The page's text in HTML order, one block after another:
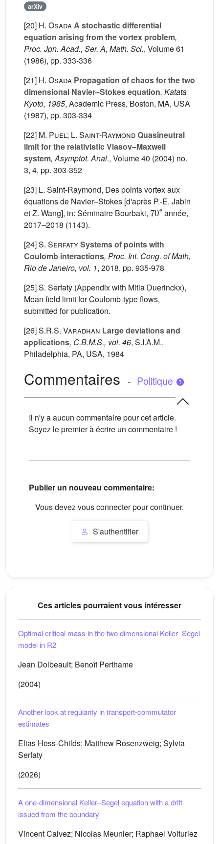
arXiv
[20] H. OsadaA stochastic differential
equation arising from the vortex problem,
Proc. Jpn. Acad., Ser. A, Math. Sci., Volume 61
(1986), pp. 333-336
[21] H. Osada Propagation of chaos for the two
dimensional Navier–Stokes equation, Katata
Kyoto, 1985, Academic Press, Boston, MA, USA
(1987), pp. 303-334
[22] M. Puel; L. Saint-RaymondQuasineutral
limit for the relativistic Vlasov–Maxwell
system, Asymptot. Anal., Volume 40 (2004) no.
3, 4, pp. 303-352
[23] L. Saint-Raymond, Des points vortex aux
équations de Navier–Stokes [d'après P.-E. Jabin
et Z. Wang], in: Séminaire Bourbaki,
70e
année,
2017–2018 (1143).
[24]S. SerfatySystems of points with
Coulomb interactions, Proc. Int. Cong. of Math,
Rio de Janeiro, vol. 1, 2018, pp. 935-978
[25] S. Serfaty (Appendix with Mitia Duerinckx),
Mean field limit for Coulomb-type flows,
submitted for publication.
[26]S.R.S. Varadhan Large deviations and
applications, C.B.M.S., vol. 46, S.I.A.M.,
Philadelphia, PA, USA, 1984
Commentaires - Politique
Il n'y a aucun commentaire pour cet article.
Soyez le premier à écrire un commentaire !
Publier un nouveau commentaire:
Vous devez vous connecter pour continuer.
S'authentifier
Ces articles pourraient vous intéresser
Optimal critical mass in the two dimensional Keller–Segel
model in R2
Jean Dolbeault; Benoît Perthame
(2004)
Another look at regularity in transport-commutator
estimates
Elias Hess-Childs; Matthew Rosenzweig; Sylvia
Serfaty
(2026)
A one-dimensional Keller–Segel equation with a drift
issued from the boundary
Vincent Calvez; Nicolas Meunier; Raphael Voituriez